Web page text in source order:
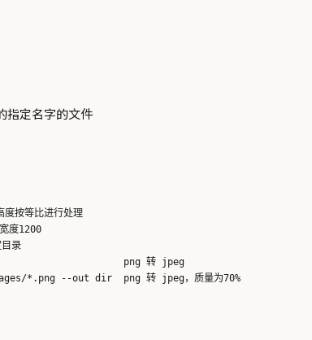
指定名字的文件
等比进行处理
1200
录
png 转 jpeg